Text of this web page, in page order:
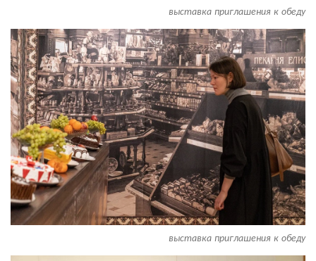
выставка приглашения к обеду
выставка приглашения к обеду